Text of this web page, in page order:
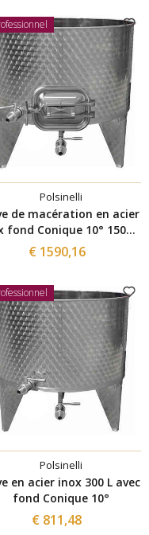
Polsinelli
de macération en acier
fond Conique 10° 1500 L
avec trappe de vidange
420x320
€ 1590,16
Polsinelli
en acier inox 300 L avec
fond Conique 10°
€ 811,48